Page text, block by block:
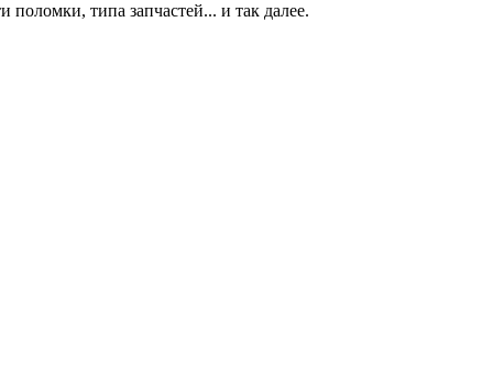
поломки, типа запчастей... и так далее.